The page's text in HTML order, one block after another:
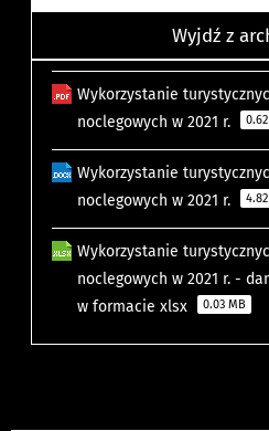
Wyjdź z
Wykorzystanie
noclegowych w 2021 r.
Wykorzystanie
noclegowych w 2021 r.
Wykorzystanie
noclegowych w 2021 r. -
w formacie xlsx
0.03 MB